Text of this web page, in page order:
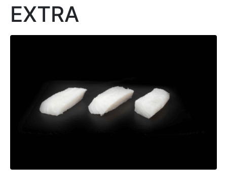
EXTRA